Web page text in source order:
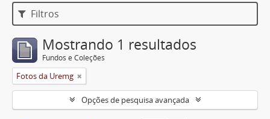
Filtros
Mostrando 1 resultados
Fundos e Coleções
Fotos da Uremg
Opções de pesquisa avançada